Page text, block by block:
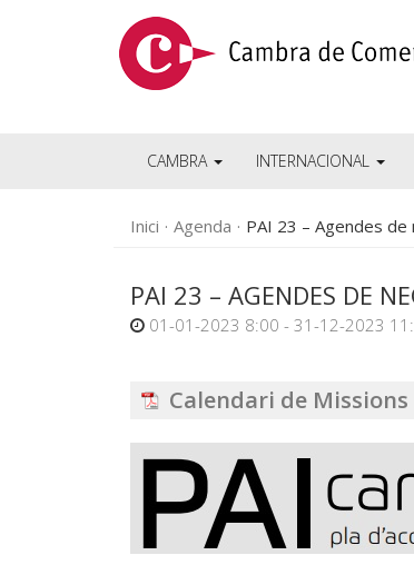
CAMBRA INTERNACIONAL
Inici Agenda PAI 23 – Agendes de
PAI 23 – AGENDES DE
01-01-2023 8:00 - 31-12-2023
Calendari de Missions